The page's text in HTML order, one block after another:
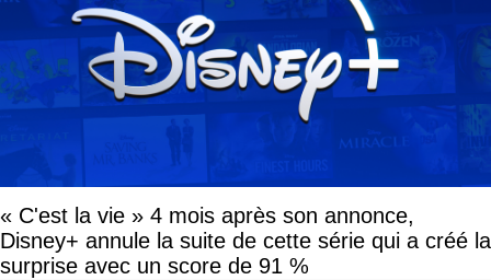
« C'est la vie » 4 mois après son annonce,
Disney+ annule la suite de cette série qui a créé la
surprise avec un score de 91 %